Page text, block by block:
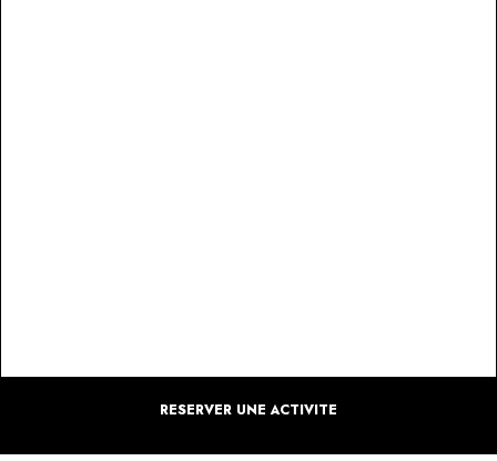
RESERVER UNE ACTIVITE